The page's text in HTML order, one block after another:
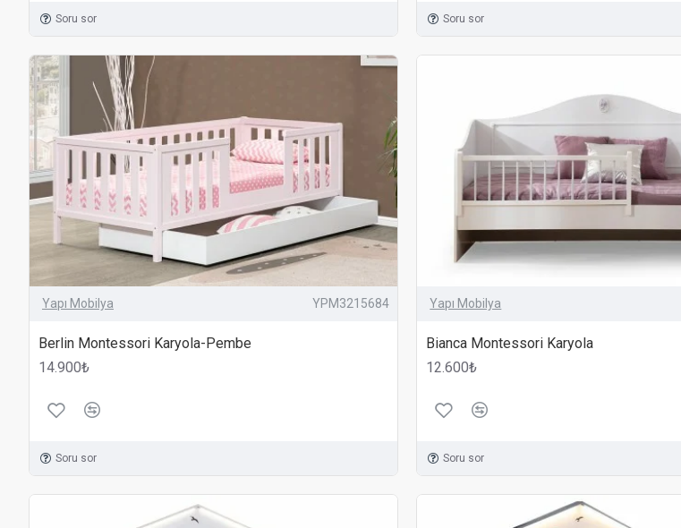
Soru sor Soru sor
Yapı Mobilya YPM3215684
Berlin Montessori Karyola-Pembe
14.900₺
Soru sor
Yapı Mobilya
Bianca Montessori Karyola
12.600₺
Soru sor